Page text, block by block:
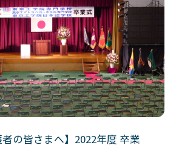
TECHNOSゼミ
グローバルラーニング
ビジネスパーク
長挨拶
沿革（学院の歴史）
アクセス
ジ
者の皆さまへ】2022年度 卒業